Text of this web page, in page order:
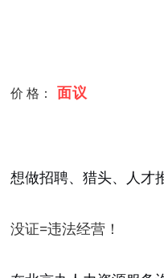
价 格： 面议
想做招聘、猎头、人才
没证=违法经营！